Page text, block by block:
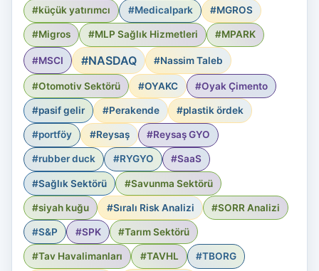
#küçük yatırımcı #Medicalpark #MGROS
#Migros #MLP Sağlık Hizmetleri #MPARK
#MSCI #NASDAQ #Nassim Taleb
#Otomotiv Sektörü #OYAKC #Oyak Çimento
#pasif gelir #Perakende #plastik ördek
#portföy #Reysaş #Reysaş GYO
#rubber duck #RYGYO #SaaS
#Sağlık Sektörü #Savunma Sektörü
#siyah kuğu #Sıralı Risk Analizi #SORR Analizi
#S&P #SPK #Tarım Sektörü
#Tav Havalimanları #TAVHL #TBORG